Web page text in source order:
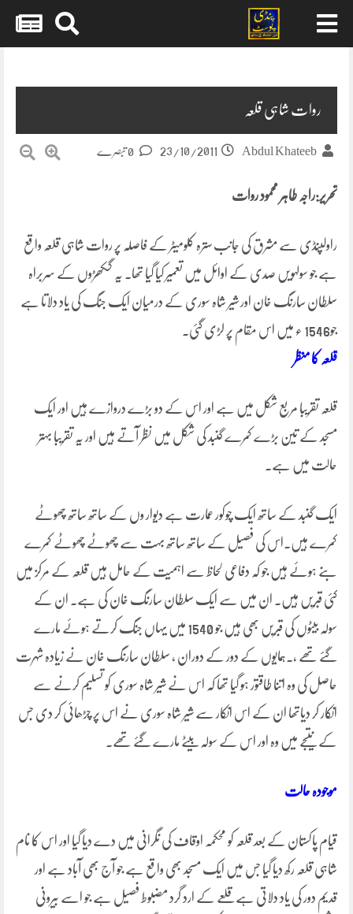
روات شاہی قلعہ
Abdul Khateeb
23/10/2011
تحریر:راجہ طاہر محمود روات
راولپنڈی سے مشرق کی جانب سترہ کلومیٹر کے فاصلہ پر روات شاہی قلعہ واقع
ہے جو سولہویں صدی کے اوائل میں تعمیر کیا گیا تھا. یہ گکھڑوں کے سربراہ
سلطان سارنگ خان اور شیر شاہ سوری کے درمیان ایک جنگ کی یاد دلاتا ہے
جو1546 ء میں اس مقام پر لڑی گئی۔
قلعہ کا منظر
قلعہ تقریبا مربع شکل میں ہے اور اس کے دو بڑے دروازے ہیں اور ایک
مسجد کے تین بڑے کمرے گنبد کی شکل میں نظر آتے ہیں اور یہ تقریبا بہتر
حالت میں ہے۔
ایک گنبد کے ساتھ ایک چوکور عمارت ہے دیوار وں کے ساتھ ساتھ چھوٹے
کمرے ہیں.اس کی فصیل کے ساتھ ساتھ بہت سے چھوٹے چھوٹے کمرے
بنے ہوئے ہیں جو کہ دفاعی لحاظ سے اہمیت کے حامل ہیں قلعہ کے مرکز میں
کئی قبریں ہیں. ان میں سے ایک سلطان سارنگ خان کی ہے۔ ان کے
سولہ بیٹوں کی قبریں بھی ہیں جو 1540 میں یہاں جنگ کرتے ہوئے مارے
گئے تھے ،۔ہمایوں کے دور کے دوران ، سلطان سارنگ خان نے زیادہ شہرت
حاصل کی وہ اتنا طاقتور ہو گیا تھا کہ اس نے شیر شاہ سوری کو تسلیم کرنے سے
انکار کر دیاتھا ان کے اس انکار سے شیر شاہ سوری نے اس پر چڑھائی کر دی جس
کے نتیجے میں وہ اور اس کے سولہ بیٹے مارے گئے تھے۔
موجودہ حالت
قیام پاکستان کے بعد قلعہ کو محکمہ اوقاف کی نگرانی میں دے دیا گیا اور اس کا نام
شاہی قلعہ رکھ دیا گیا جس میں ایک مسجد بھی واقع ہے جو آج بھی آباد ہے اور
قدیم دور کی یاد دلاتی ہے قلعے کے ارد گرد مضبوط فصیل ہے جو اسے بیرونی